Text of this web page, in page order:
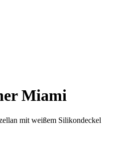
Miami